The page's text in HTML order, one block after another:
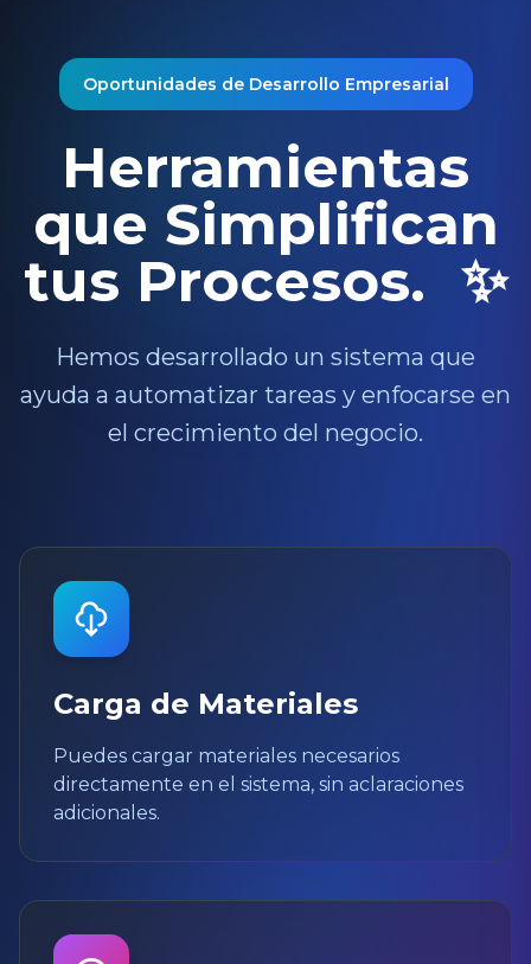
Oportunidades de Desarrollo Empresarial
Herramientas
que Simplifican
tus Procesos. ✨
Hemos desarrollado un sistema que
ayuda a automatizar tareas y enfocarse en
el crecimiento del negocio.
Carga de Materiales
Puedes cargar materiales necesarios
directamente en el sistema, sin aclaraciones
adicionales.